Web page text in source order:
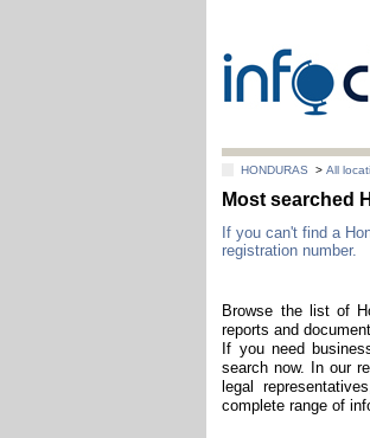
HONDURAS >All
Most searched
If you can't find a
registration number.
Browse the list of
reports and
If you need
search now. In our
legal
complete range of